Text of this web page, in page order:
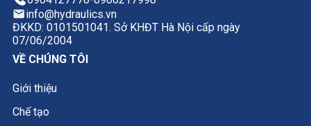
Lưu lượng danh định: ~42 L/phút tại 1500
vòng/phút
Tốc độ làm việc: 500 - 3000 vòng/phút
Trục truyền động: VPA - trục then tiêu chuẩn DIN
Cổng hút/xả: Chuẩn SAE
Nhiệt độ dầu làm việc: -20°C đến +80°C
info@hydraulics.vn
ĐKKD: 0101501041. Sở KHĐT Hà Nội cấp ngày
07/06/2004
VỀ CHÚNG TÔI
Giới thiệu
Chế tạo